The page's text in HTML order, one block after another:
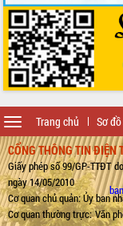
Trang chủ Sơ
Toggle
navigation
CỔNG THÔNG TIN ĐIỆN
Giấy phép số 99/GP-TTĐT
ngày 14/05/2010
Cơ quan chủ quản: Ủy ban
Cơ quan thường trực: Văn